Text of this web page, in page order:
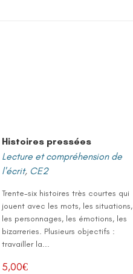
Histoires pressées
Lecture et compréhension de
l'écrit, CE2
Trente-six histoires très courtes qui
jouent avec les mots, les situations,
les personnages, les émotions, les
bizarreries. Plusieurs objectifs :
travailler la...
5,00€